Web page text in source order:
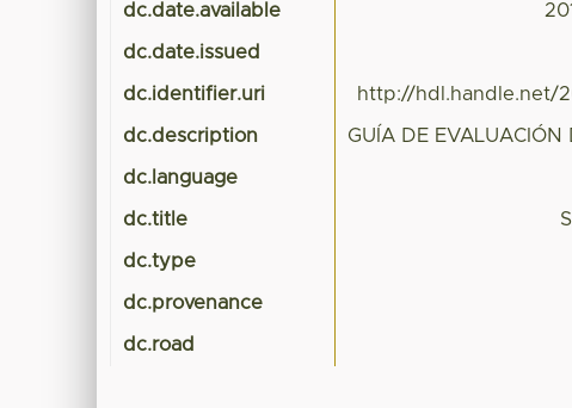
dc.date.available
dc.date.issued
dc.identifier.uri http://hdl.handle.net/
dc.description GUÍA DE EVALUACIÓN
dc.language
dc.title
dc.type
dc.provenance
dc.road